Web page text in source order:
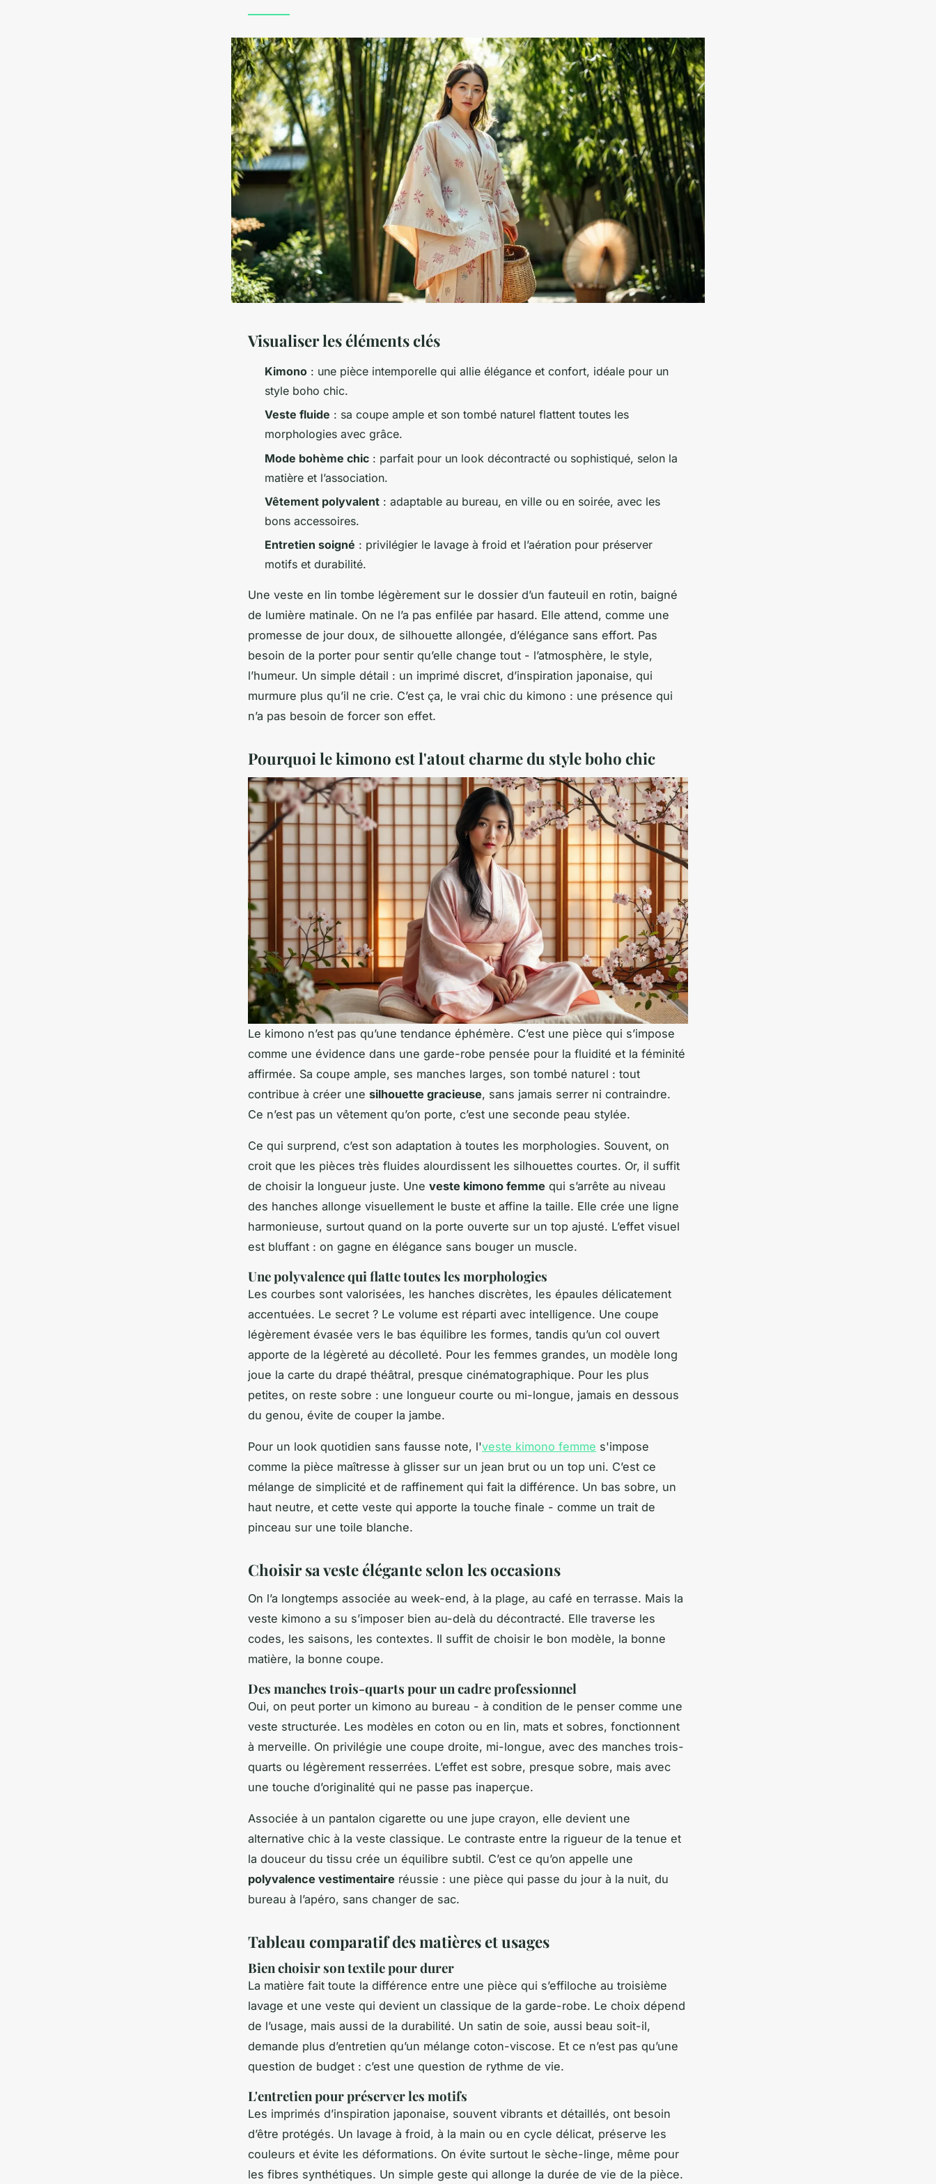
Visualiser les éléments clés
Kimono : une pièce intemporelle qui allie élégance et confort, idéale pour un
style boho chic.
Veste fluide : sa coupe ample et son tombé naturel flattent toutes les
morphologies avec grâce.
Mode bohème chic : parfait pour un look décontracté ou sophistiqué, selon la
matière et l’association.
Vêtement polyvalent : adaptable au bureau, en ville ou en soirée, avec les
bons accessoires.
Entretien soigné : privilégier le lavage à froid et l’aération pour préserver
motifs et durabilité.
Une veste en lin tombe légèrement sur le dossier d’un fauteuil en rotin, baigné
de lumière matinale. On ne l’a pas enfilée par hasard. Elle attend, comme une
promesse de jour doux, de silhouette allongée, d’élégance sans effort. Pas
besoin de la porter pour sentir qu’elle change tout - l’atmosphère, le style,
l’humeur. Un simple détail : un imprimé discret, d’inspiration japonaise, qui
murmure plus qu’il ne crie. C’est ça, le vrai chic du kimono : une présence qui
n’a pas besoin de forcer son effet.
Pourquoi le kimono est l'atout charme du style boho chic
Le kimono n’est pas qu’une tendance éphémère. C’est une pièce qui s’impose
comme une évidence dans une garde-robe pensée pour la fluidité et la féminité
affirmée. Sa coupe ample, ses manches larges, son tombé naturel : tout
contribue à créer une silhouette gracieuse, sans jamais serrer ni contraindre.
Ce n’est pas un vêtement qu’on porte, c’est une seconde peau stylée.
Ce qui surprend, c’est son adaptation à toutes les morphologies. Souvent, on
croit que les pièces très fluides alourdissent les silhouettes courtes. Or, il suffit
de choisir la longueur juste. Une veste kimono femme qui s’arrête au niveau
des hanches allonge visuellement le buste et affine la taille. Elle crée une ligne
harmonieuse, surtout quand on la porte ouverte sur un top ajusté. L’effet visuel
est bluffant : on gagne en élégance sans bouger un muscle.
Une polyvalence qui flatte toutes les morphologies
Les courbes sont valorisées, les hanches discrètes, les épaules délicatement
accentuées. Le secret ? Le volume est réparti avec intelligence. Une coupe
légèrement évasée vers le bas équilibre les formes, tandis qu’un col ouvert
apporte de la légèreté au décolleté. Pour les femmes grandes, un modèle long
joue la carte du drapé théâtral, presque cinématographique. Pour les plus
petites, on reste sobre : une longueur courte ou mi-longue, jamais en dessous
du genou, évite de couper la jambe.
Pour un look quotidien sans fausse note, l'veste kimono femme s'impose
comme la pièce maîtresse à glisser sur un jean brut ou un top uni. C’est ce
mélange de simplicité et de raffinement qui fait la différence. Un bas sobre, un
haut neutre, et cette veste qui apporte la touche finale - comme un trait de
pinceau sur une toile blanche.
Choisir sa veste élégante selon les occasions
On l’a longtemps associée au week-end, à la plage, au café en terrasse. Mais la
veste kimono a su s’imposer bien au-delà du décontracté. Elle traverse les
codes, les saisons, les contextes. Il suffit de choisir le bon modèle, la bonne
matière, la bonne coupe.
Des manches trois-quarts pour un cadre professionnel
Oui, on peut porter un kimono au bureau - à condition de le penser comme une
veste structurée. Les modèles en coton ou en lin, mats et sobres, fonctionnent
à merveille. On privilégie une coupe droite, mi-longue, avec des manches trois-
quarts ou légèrement resserrées. L’effet est sobre, presque sobre, mais avec
une touche d’originalité qui ne passe pas inaperçue.
Associée à un pantalon cigarette ou une jupe crayon, elle devient une
alternative chic à la veste classique. Le contraste entre la rigueur de la tenue et
la douceur du tissu crée un équilibre subtil. C’est ce qu’on appelle une
polyvalence vestimentaire réussie : une pièce qui passe du jour à la nuit, du
bureau à l’apéro, sans changer de sac.
Tableau comparatif des matières et usages
Bien choisir son textile pour durer
La matière fait toute la différence entre une pièce qui s’effiloche au troisième
lavage et une veste qui devient un classique de la garde-robe. Le choix dépend
de l’usage, mais aussi de la durabilité. Un satin de soie, aussi beau soit-il,
demande plus d’entretien qu’un mélange coton-viscose. Et ce n’est pas qu’une
question de budget : c’est une question de rythme de vie.
L'entretien pour préserver les motifs
Les imprimés d’inspiration japonaise, souvent vibrants et détaillés, ont besoin
d’être protégés. Un lavage à froid, à la main ou en cycle délicat, préserve les
couleurs et évite les déformations. On évite surtout le sèche-linge, même pour
les fibres synthétiques. Un simple geste qui allonge la durée de vie de la pièce.